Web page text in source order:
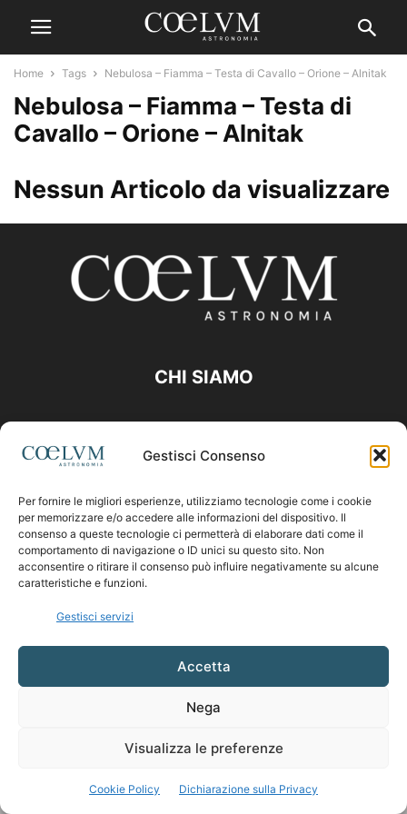
Gestisci Consenso
Per fornire le migliori esperienze, utilizziamo tecnologie come i cookie
per memorizzare e/o accedere alle informazioni del dispositivo. Il
consenso a queste tecnologie ci permetterà di elaborare dati come il
comportamento di navigazione o ID unici su questo sito. Non
acconsentire o ritirare il consenso può influire negativamente su alcune
caratteristiche e funzioni.
Gestisci servizi
Accetta
Nega
Visualizza le preferenze
Cookie Policy Dichiarazione sulla Privacy
Home Tags Nebulosa – Fiamma – Testa di Cavallo – Orione – Alnitak
Nebulosa – Fiamma – Testa di
Cavallo – Orione – Alnitak
Nessun Articolo da visualizzare
CHI SIAMO